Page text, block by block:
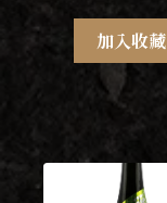
加入收藏